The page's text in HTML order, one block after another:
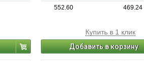
552.60 469.24
Купить в 1 клик
Добавить в корзину